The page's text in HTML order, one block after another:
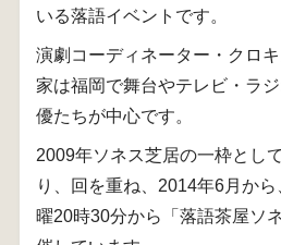
いる落語イベントです。
演劇コーディネーター・クロ
家は福岡で舞台やテレビ・ラ
優たちが中心です。
2009年ソネス芝居の一枠とし
り、回を重ね、2014年6月か
曜20時30分から「落語茶屋ソ